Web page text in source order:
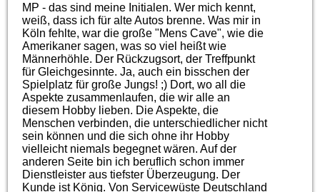
MP - das sind meine Initialen. Wer mich kennt,
weiß, dass ich für alte Autos brenne. Was mir in
Köln fehlte, war die große "Mens Cave", wie die
Amerikaner sagen, was so viel heißt wie
Männerhöhle. Der Rückzugsort, der Treffpunkt
für Gleichgesinnte. Ja, auch ein bisschen der
Spielplatz für große Jungs! ;) Dort, wo all die
Aspekte zusammenlaufen, die wir alle an
diesem Hobby lieben. Die Aspekte, die
Menschen verbinden, die unterschiedlicher nicht
sein können und die sich ohne ihr Hobby
vielleicht niemals begegnet wären. Auf der
anderen Seite bin ich beruflich schon immer
Dienstleister aus tiefster Überzeugung. Der
Kunde ist König. Von Servicewüste Deutschland